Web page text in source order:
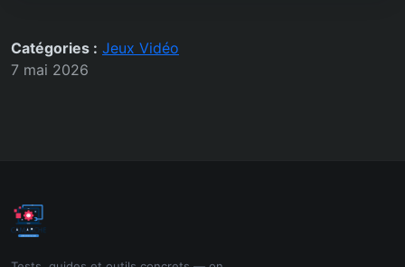
Catégories : Jeux Vidéo
7 mai 2026